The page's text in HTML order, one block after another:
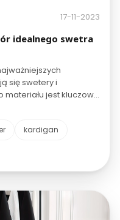
17-11-2023
idealnego swetra
się swetery i
jest kluczowy,
dodatek do stylizacji,
jest dla Ciebie. W
najpopularniejszych:
pomocne przy
kardigan